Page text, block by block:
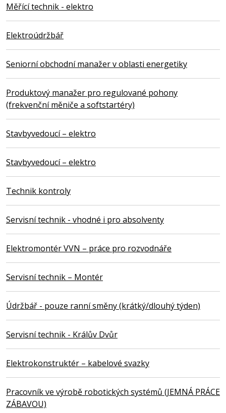
Měřící technik - elektro
Elektroúdržbář
Seniorní obchodní manažer v oblasti energetiky
Produktový manažer pro regulované pohony
(frekvenční měniče a softstartéry)
Stavbyvedoucí – elektro
Stavbyvedoucí – elektro
Technik kontroly
Servisní technik - vhodné i pro absolventy
Elektromontér VVN – práce pro rozvodnáře
Servisní technik – Montér
Údržbář - pouze ranní směny (krátký/dlouhý týden)
Servisní technik - Králův Dvůr
Elektrokonstruktér – kabelové svazky
Pracovník ve výrobě robotických systémů (JEMNÁ PRÁCE
ZÁBAVOU)